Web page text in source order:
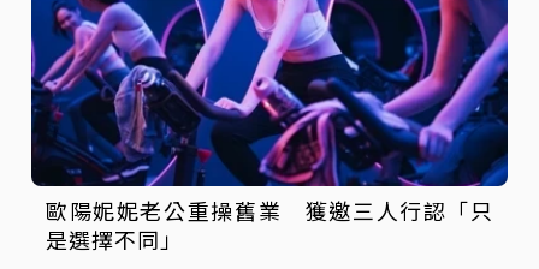
歐陽妮妮老公重操舊業 獲邀三人行認「只
是選擇不同」